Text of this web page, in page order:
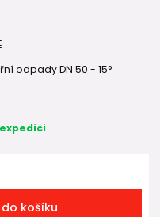
odpady DN 50 - 15°
košíku